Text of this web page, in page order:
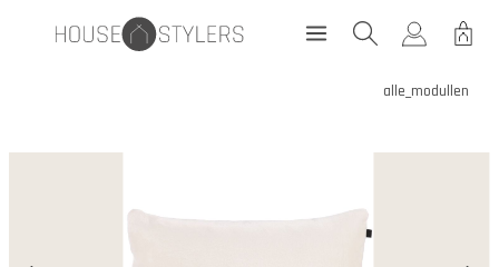
alle_modullen